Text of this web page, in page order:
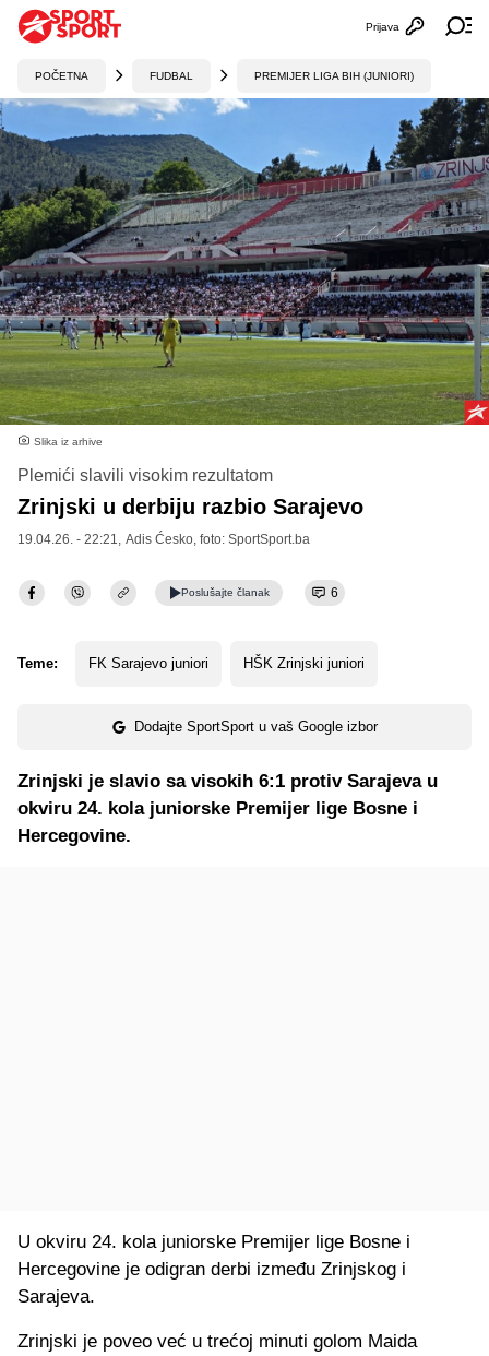
Otvori
Prijava
POČETNA FUDBAL PREMIJER LIGA BIH (JUNIORI)
Slika iz arhive
Plemići slavili visokim rezultatom
Zrinjski u derbiju razbio Sarajevo
19.04.26. - 22:21, Adis Ćesko , foto: SportSport.ba
Poslušajte članak 6
Teme: FK Sarajevo juniori HŠK Zrinjski juniori
Dodajte SportSport u vaš Google izbor
Zrinjski je slavio sa visokih 6:1 protiv Sarajeva u
okviru 24. kola juniorske Premijer lige Bosne i
Hercegovine.
U okviru 24. kola juniorske Premijer lige Bosne i
Hercegovine je odigran derbi između Zrinjskog i
Sarajeva.
Zrinjski je poveo već u trećoj minuti golom Maida